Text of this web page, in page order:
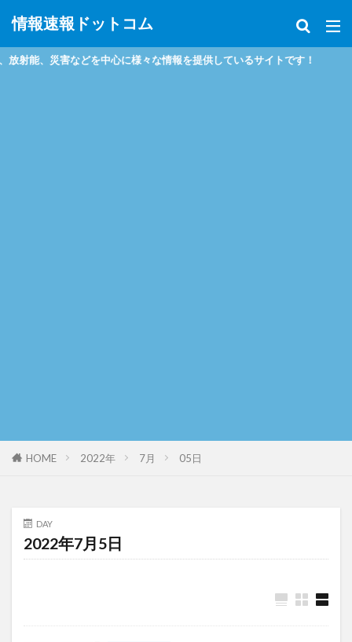
情報速報ドットコム
能、災害などを中心に様々な情報を提供しているサイトです！
HOME 2022年 7月 05日
DAY
2022年7月5日